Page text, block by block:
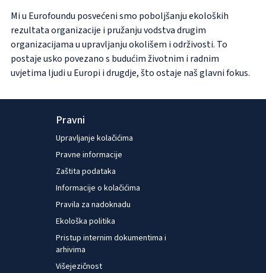
Mi u Eurofoundu posvećeni smo poboljšanju ekoloških
rezultata organizacije i pružanju vodstva drugim
organizacijama u upravljanju okolišem i održivosti. To
postaje usko povezano s budućim životnim i radnim
uvjetima ljudi u Europi i drugdje, što ostaje naš glavni fokus.
This video is hosted by a third party, YouTube.
By clicking on the button to play the video you accept their
terms and conditions
.
Pravni
Upravljanje kolačićima
Pravne informacije
Zaštita podataka
Informacije o kolačićima
Pravila za nadoknadu
Ekološka politika
Pristup internim dokumentima i
arhivima
Višejezičnost